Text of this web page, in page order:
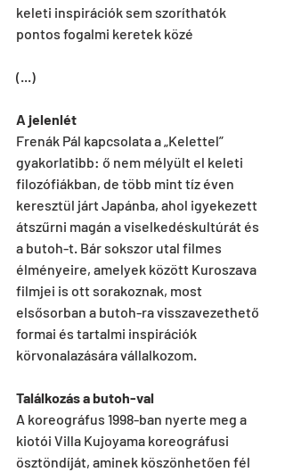
keleti inspirációk sem szoríthatók
pontos fogalmi keretek közé
(...)
A jelenlét
Frenák Pál kapcsolata a „Kelettel”
gyakorlatibb: ő nem mélyült el keleti
filozófiákban, de több mint tíz éven
keresztül járt Japánba, ahol igyekezett
átszűrni magán a viselkedéskultúrát és
a butoh-t. Bár sokszor utal filmes
élményeire, amelyek között Kuroszava
filmjei is ott sorakoznak, most
elsősorban a butoh-ra visszavezethető
formai és tartalmi inspirációk
körvonalazására vállalkozom.
Találkozás a butoh-val
A koreográfus 1998-ban nyerte meg a
kiotói Villa Kujoyama koreográfusi
ösztöndíját, aminek köszönhetően fél